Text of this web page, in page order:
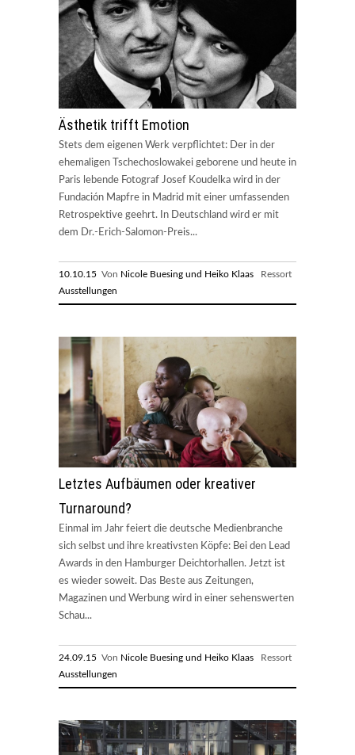
Ästhetik trifft Emotion
Stets dem eigenen Werk verpflichtet: Der in der
ehemaligen Tschechoslowakei geborene und heute in
Paris lebende Fotograf Josef Koudelka wird in der
Fundación Mapfre in Madrid mit einer umfassenden
Retrospektive geehrt. In Deutschland wird er mit
dem Dr.-Erich-Salomon-Preis...
10.10.15 Von Nicole Buesing und Heiko Klaas Ressort
Ausstellungen
Letztes Aufbäumen oder kreativer
Turnaround?
Einmal im Jahr feiert die deutsche Medienbranche
sich selbst und ihre kreativsten Köpfe: Bei den Lead
Awards in den Hamburger Deichtorhallen. Jetzt ist
es wieder soweit. Das Beste aus Zeitungen,
Magazinen und Werbung wird in einer sehenswerten
Schau...
24.09.15 Von Nicole Buesing und Heiko Klaas Ressort
Ausstellungen